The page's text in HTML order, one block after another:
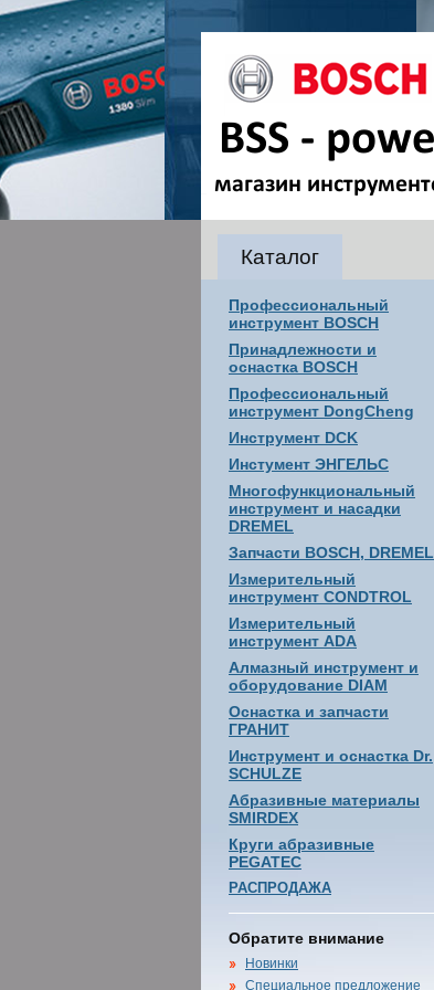
Каталог
Профессиональный
инструмент BOSCH
Принадлежности и
оснастка BOSCH
Профессиональный
инструмент DongCheng
Инструмент DCK
Инстумент ЭНГЕЛЬС
Многофункциональный
инструмент и насадки
DREMEL
Запчасти BOSCH, DREMEL
Измерительный
инструмент CONDTROL
Измерительный
инструмент ADA
Алмазный инструмент и
оборудование DIAM
Оснастка и запчасти
ГРАНИТ
Инструмент и оснастка Dr.
SCHULZE
Абразивные материалы
SMIRDEX
Круги абразивные
PEGATEC
РАСПРОДАЖА
Обратите внимание
Новинки
Специальное предложение